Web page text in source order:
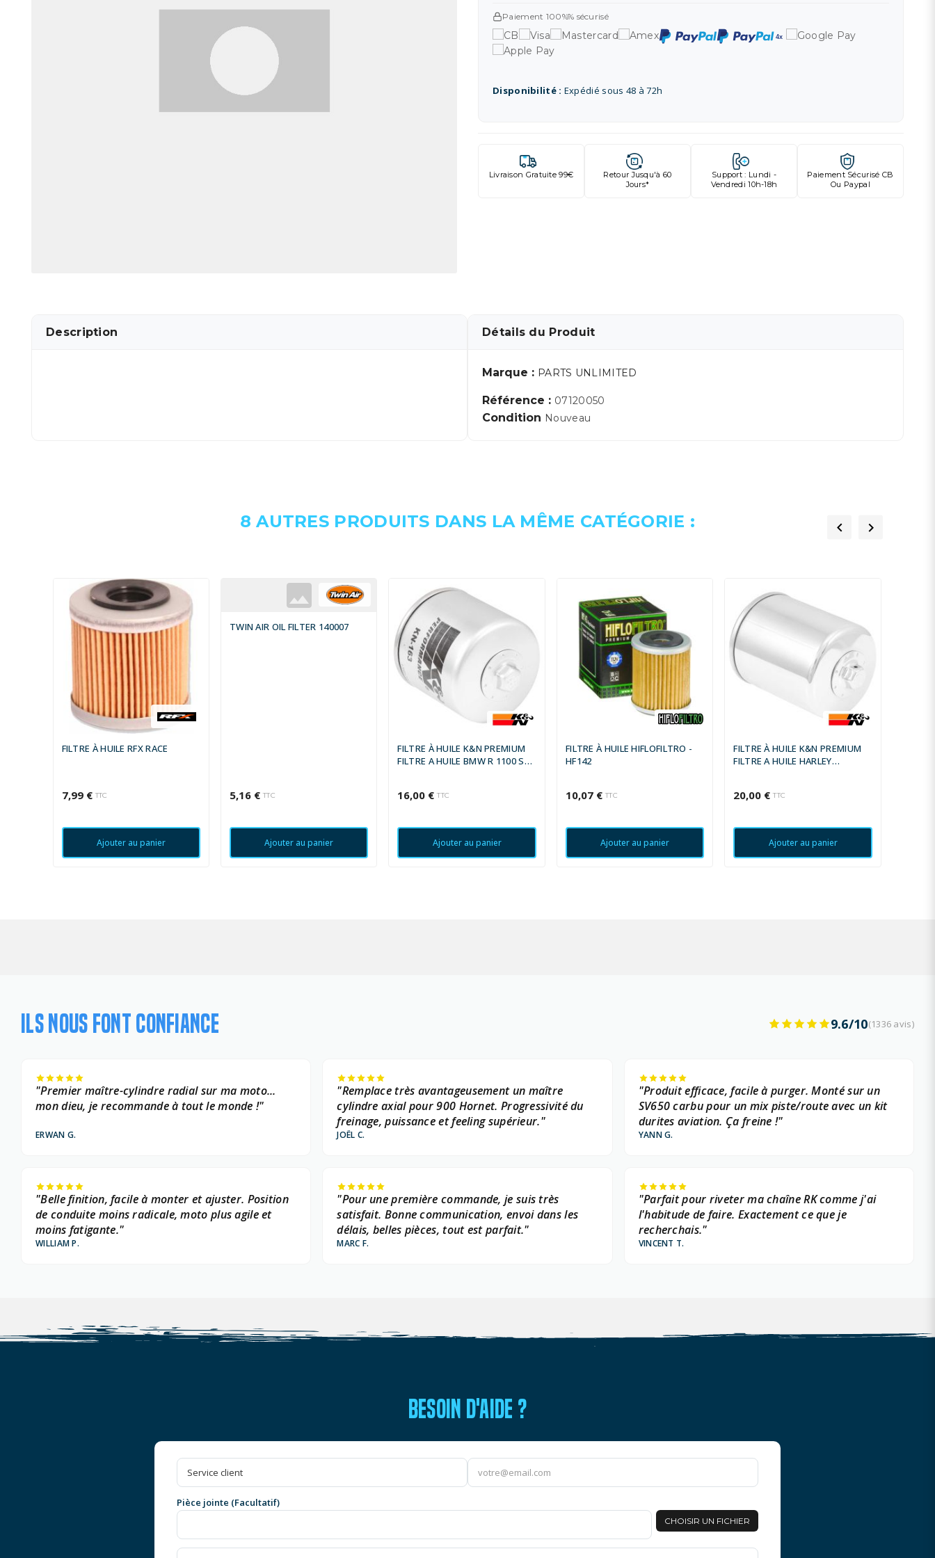
Paiement 100%% sécurisé
Disponibilité : Expédié sous 48 à 72h
Livraison Gratuite 99€
Retour Jusqu'à 60
Jours*
Support : Lundi -
Vendredi 10h-18h
Paiement Sécurisé CB
Ou Paypal
Description Détails du Produit
Marque : PARTS UNLIMITED
Référence : 07120050
Condition Nouveau
8 AUTRES PRODUITS DANS LA MÊME CATÉGORIE :  
FILTRE À HUILE RFX RACE
7,99 € TTC
Ajouter au panier
TWIN AIR OIL FILTER 140007
5,16 € TTC
Ajouter au panier
FILTRE À HUILE K&N PREMIUM
FILTRE A HUILE BMW R 1100 S
16,00 € TTC
Ajouter au panier
FILTRE À HUILE HIFLOFILTRO -
HF142
10,07 € TTC
Ajouter au panier
FILTRE À HUILE K&N PREMIUM
FILTRE A HUILE HARLEY
20,00 € TTC
Ajouter au panier
ILS NOUS FONT CONFIANCE 9.6/10(1336 avis)
"Premier maître-cylindre radial sur ma moto...
mon dieu, je recommande à tout le monde !"
ERWAN G.
"Remplace très avantageusement un maître
cylindre axial pour 900 Hornet. Progressivité du
freinage, puissance et feeling supérieur."
JOËL C.
"Produit efficace, facile à purger. Monté sur un
SV650 carbu pour un mix piste/route avec un kit
durites aviation. Ça freine !"
YANN G.
"Belle finition, facile à monter et ajuster. Position
de conduite moins radicale, moto plus agile et
moins fatigante."
WILLIAM P.
"Pour une première commande, je suis très
satisfait. Bonne communication, envoi dans les
délais, belles pièces, tout est parfait."
MARC F.
"Parfait pour riveter ma chaîne RK comme j'ai
l'habitude de faire. Exactement ce que je
recherchais."
VINCENT T.
BESOIN D'AIDE ?
Pièce jointe (Facultatif)
CHOISIR UN FICHIER